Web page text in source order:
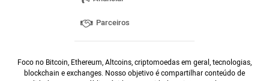
Parceiros
Foco no Bitcoin, Ethereum, Altcoins, criptomoedas em geral, tecnologias,
blockchain e exchanges. Nosso objetivo é compartilhar conteúdo de